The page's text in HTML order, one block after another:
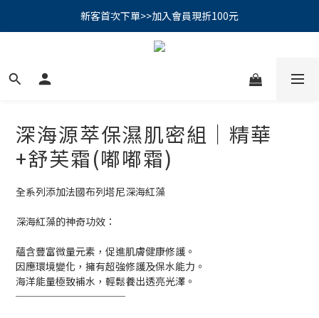
PSK 光防禦柔霧防曬棒｜小霧棒閃亮登場✨ 新品上市優惠中！
📢綁定LINE好友再領500｜👉點我綁定
PSK 光防禦柔霧防曬棒｜小霧棒閃亮登場✨ 新品上市優惠中！
深海源萃保濕肌密組｜精華
+舒芙霜(嘟嘟霜)
全系列添加法國布列塔尼深海紅藻
深海紅藻的神奇功效：
蘊含豐富微量元素，促進肌膚健康修護。
因應環境變化，擁有超強修護及保水能力。
海洋能量極致補水，輕鬆養出透亮光澤。
───────────